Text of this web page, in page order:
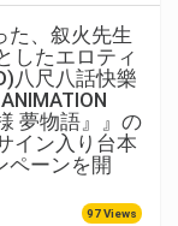
た、叙火先生
したエロティ
八尺八話快樂
夢物語』』の
イン入り台本
ペーンを開
97 Views